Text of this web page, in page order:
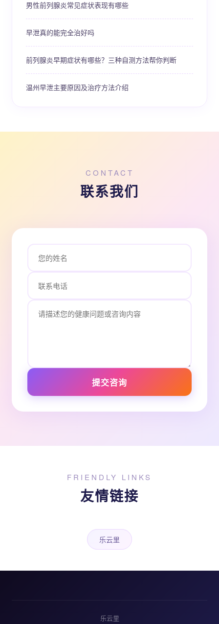
男性前列腺炎常见症状表现有哪些
早泄真的能完全治好吗
前列腺炎早期症状有哪些？三种自测方法帮你判断
温州早泄主要原因及治疗方法介绍
CONTACT
联系我们
提交咨询
FRIENDLY LINKS
友情链接
乐云里
乐云里